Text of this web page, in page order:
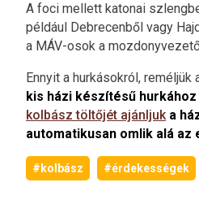
A foci mellett katonai
például Debrecenből vagy
a MÁV-osok a
Ennyit a hurkásokról,
kis házi készítésű
kolbász töltőjét ajánljuka
automatikusan omlik alá
#kolbász #érdekességek